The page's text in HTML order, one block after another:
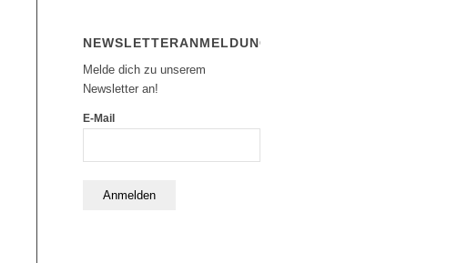
NEWSLETTERANMELDUNG
Melde dich zu unserem
Newsletter an!
E-Mail
Anmelden